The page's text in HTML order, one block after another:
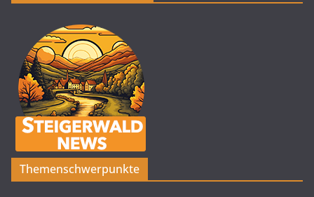
Themenschwerpunkte